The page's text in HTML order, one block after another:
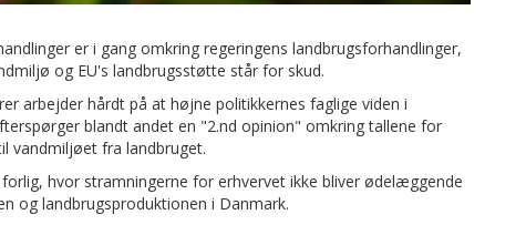
er i gang omkring regeringens landbrugsforhandlinger,
og EU's landbrugsstøtte står for skud.
arbejder hårdt på at højne politikkernes faglige viden i
blandt andet en "2.nd opinion" omkring tallene for
vandmiljøet fra landbruget.
hvor stramningerne for erhvervet ikke bliver ødelæggende
og landbrugsproduktionen i Danmark.